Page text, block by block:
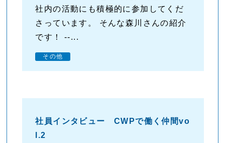
社内の活動にも積極的に参加してくだ
さっています。 そんな森川さんの紹介
です！ --...
その他
社員インタビュー CWPで働く仲間vo
l.2